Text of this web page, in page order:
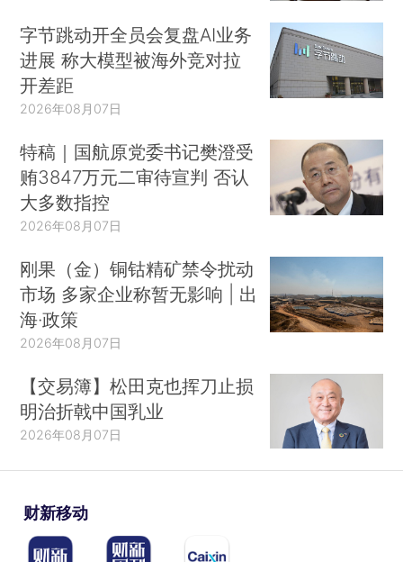
字节跳动开全员会复盘AI业务
进展 称大模型被海外竞对拉
开差距
2026年08月07日
特稿｜国航原党委书记樊澄受
贿3847万元二审待宣判 否认
大多数指控
2026年08月07日
刚果（金）铜钴精矿禁令扰动
市场 多家企业称暂无影响 | 出
海·政策
2026年08月07日
【交易簿】松田克也挥刀止损
明治折戟中国乳业
2026年08月07日
财新移动